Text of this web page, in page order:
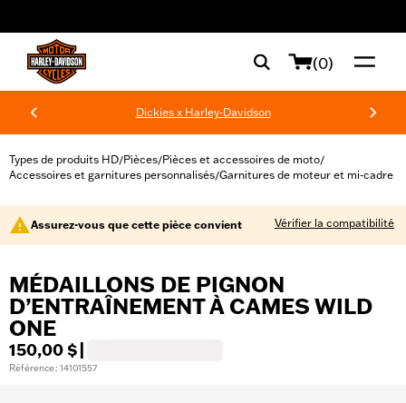
(0)
Dickies x Harley-Davidson
Types de produits HD/Pièces/Pièces et accessoires de moto/
Accessoires et garnitures personnalisés/Garnitures de moteur et mi-cadre
Assurez-vous que cette pièce convient Vérifier la compatibilité
MÉDAILLONS DE PIGNON
D’ENTRAÎNEMENT À CAMES WILD
ONE
150,00 $
Référence : 14101557